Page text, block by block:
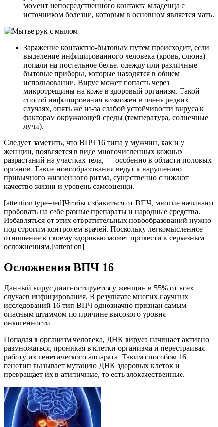
момент непосредственного контакта младенца с
источником болезни, которым в основном является мать.
Заражение контактно-бытовым путем происходит, если
выделение инфицированного человека (кровь, слюна)
попали на постельное белье, одежду или различные
бытовые приборы, которые находятся в общем
использовании. Вирус может попасть через
микротрещины на коже в здоровый организм. Такой
способ инфицирования возможен в очень редких
случаях, опять же из-за слабой устойчивости вируса к
факторам окружающей среды (температура, солнечные
лучи).
Следует заметить, что ВПЧ 16 типа у мужчин, как и у
женщин, появляется в виде многочисленных кожных
разрастаний на участках тела, — особенно в области половых
органов. Такие новообразования ведут к нарушению
привычного жизненного ритма, существенно снижают
качество жизни и уровень самооценки.
[attention type=red]Чтобы избавиться от ВПЧ, многие начинают
пробовать на себе разные препараты и народные средства.
Избавляться от этих отвратительных новообразований нужно
под строгим контролем врачей. Поскольку легкомысленное
отношение к своему здоровью может привести к серьезным
осложнениям.[/attention]
Осложнения ВПЧ 16
Данный вирус диагностируется у женщин в 55% от всех
случаев инфицирования. В результате многих научных
исследований 16 тип ВПЧ однозначно признан самым
опасным штаммом по причине высокого уровня
онкогенности.
Попадая в организм человека, ДНК вируса начинает активно
размножаться, проникая в клетки организма и перестраивая
работу их генетического аппарата. Таким способом 16
генотип вызывает мутацию ДНК здоровых клеток и
превращает их в атипичные, то есть злокачественные.